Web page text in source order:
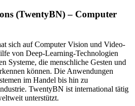
(TwentyBN) – Computer
sich auf Computer Vision und Video-
von Deep-Learning-Technologien
Systeme, die menschliche Gesten und
können. Die Anwendungen
im Handel bis hin zu
TwentyBN ist international tätig
unterstützt.